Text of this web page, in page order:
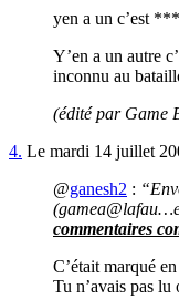
yen a un c’est
Y’en a un autre
inconnu au
(édité par Game
4. Le mardi 14 juillet
@ganesh2 :
commentaires
C’était marqué
Tu n’avais pas lu